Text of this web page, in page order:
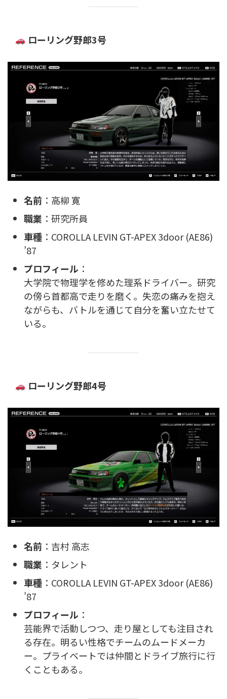
ローリング野郎3号
名前 ：高柳 寛
職業 ：研究所員
車種 ：COROLLA LEVIN GT-APEX 3door (AE86)
’87
プロフィール ：
大学院で物理学を修めた理系ドライバー。研究
の傍ら首都高で走りを磨く。失恋の痛みを抱え
ながらも、バトルを通じて自分を奮い立たせて
いる。
ローリング野郎4号
名前 ：吉村 高志
職業 ：タレント
車種 ：COROLLA LEVIN GT-APEX 3door (AE86)
’87
プロフィール ：
芸能界で活動しつつ、走り屋としても注目され
る存在。明るい性格でチームのムードメーカ
ー。プライベートでは仲間とドライブ旅行に行
くこともある。